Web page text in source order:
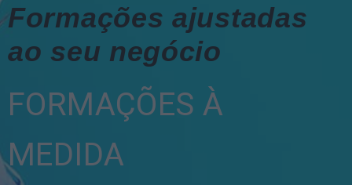
Formações ajustadas
ao seu negócio
FORMAÇÕES À
MEDIDA